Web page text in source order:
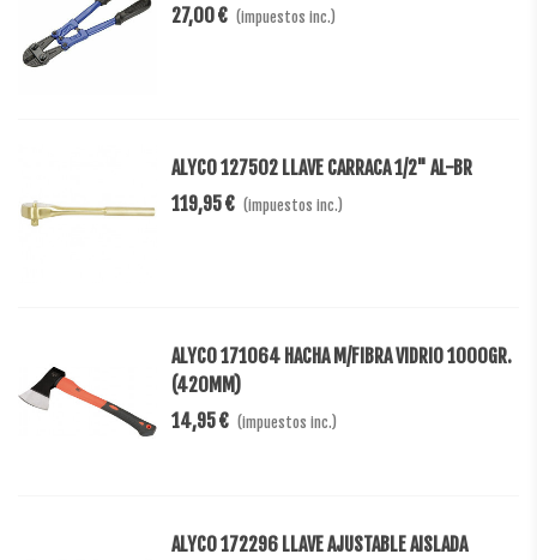
27,00 € (impuestos inc.)
ALYCO 127502 LLAVE CARRACA 1/2" AL-BR
119,95 € (impuestos inc.)
ALYCO 171064 HACHA M/FIBRA VIDRIO 1000GR.
(420MM)
14,95 € (impuestos inc.)
ALYCO 172296 LLAVE AJUSTABLE AISLADA